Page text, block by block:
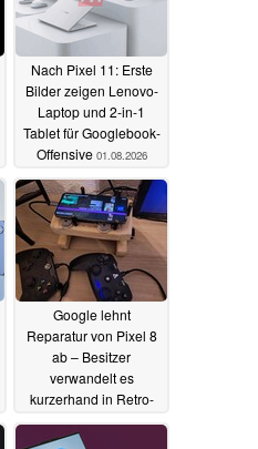
Nach Pixel 11: Erste
Bilder zeigen Lenovo-
Laptop und 2-in-1
Tablet für Googlebook-
Offensive 01.08.2026
Google lehnt
Reparatur von Pixel 8
ab – Besitzer
verwandelt es
kurzerhand in Retro-
21.05.2026